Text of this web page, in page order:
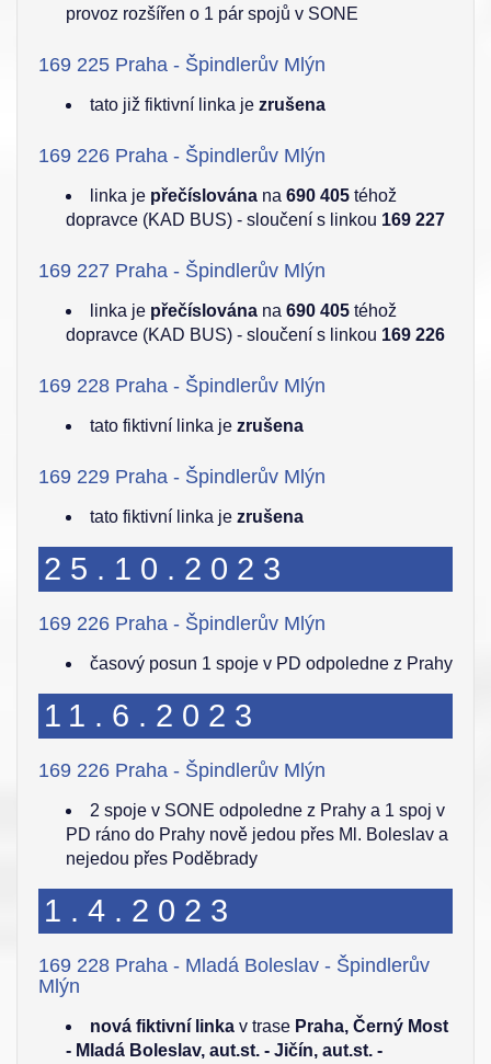
provoz rozšířen o 1 pár spojů v SONE
169 225 Praha - Špindlerův Mlýn
tato již fiktivní linka je zrušena
169 226 Praha - Špindlerův Mlýn
linka je přečíslována na 690 405 téhož
dopravce (KAD BUS) - sloučení s linkou 169 227
169 227 Praha - Špindlerův Mlýn
linka je přečíslována na 690 405 téhož
dopravce (KAD BUS) - sloučení s linkou 169 226
169 228 Praha - Špindlerův Mlýn
tato fiktivní linka je zrušena
169 229 Praha - Špindlerův Mlýn
tato fiktivní linka je zrušena
25.10.2023
169 226 Praha - Špindlerův Mlýn
časový posun 1 spoje v PD odpoledne z Prahy
11.6.2023
169 226 Praha - Špindlerův Mlýn
2 spoje v SONE odpoledne z Prahy a 1 spoj v
PD ráno do Prahy nově jedou přes Ml. Boleslav a
nejedou přes Poděbrady
1.4.2023
169 228 Praha - Mladá Boleslav - Špindlerův
Mlýn
nová fiktivní linka v trase Praha, Černý Most
- Mladá Boleslav, aut.st. - Jičín, aut.st. -